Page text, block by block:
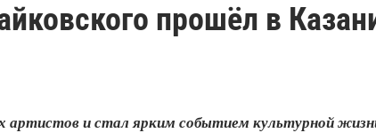
прошёл в
артистов и стал ярким событием культурной